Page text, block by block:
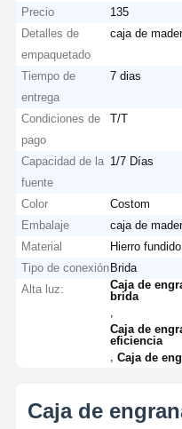
Precio
135
Detalles de
empaquetado
caja de
Tiempo de
entrega
7 dias
Condiciones de
pago
T/T
Capacidad de la
fuente
1/7 Días
Color
Costom
Embalaje
caja de
Material
Hierro
Tipo de conexión Brida
Alta luz:
Caja de
brida
Caja de
eficiencia
,Caja de
Caja de